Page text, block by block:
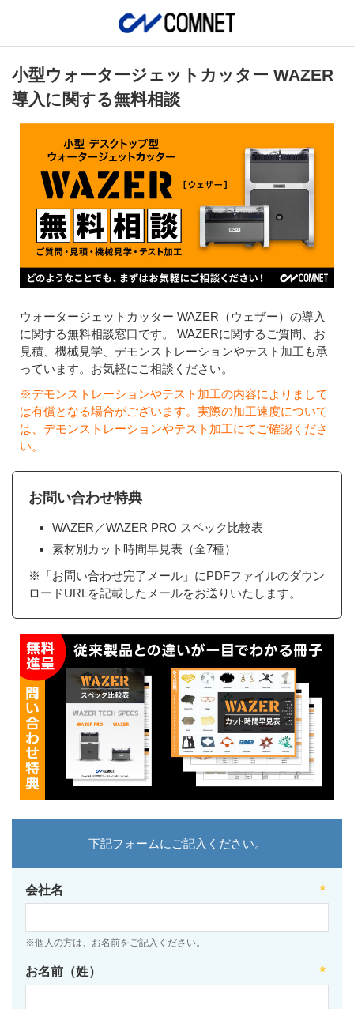
小型ウォータージェットカッター WAZER
導入に関する無料相談
ウォータージェットカッター WAZER（ウェザー）の導入
に関する無料相談窓口です。 WAZERに関するご質問、お
見積、機械見学、デモンストレーションやテスト加工も承
っています。お気軽にご相談ください。
※デモンストレーションやテスト加工の内容によりまして
は有償となる場合がございます。実際の加工速度について
は、デモンストレーションやテスト加工にてご確認くださ
い。
お問い合わせ特典
WAZER／WAZER PRO スペック比較表
素材別カット時間早見表（全7種）
※「お問い合わせ完了メール」にPDFファイルのダウン
ロードURLを記載したメールをお送りいたします。
下記フォームにご記入ください。
会社名
※個人の方は、お名前をご記入ください。
お名前（姓）